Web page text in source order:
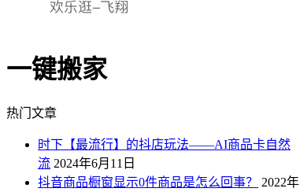
一键搬家
热门文章
时下【最流行】的抖店玩法——AI商品卡自然
流 2024年6月11日
抖音商品橱窗显示0件商品是怎么回事？
2022年